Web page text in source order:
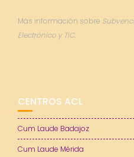
Más información sobre
Electrónico y TIC.
CENTROS ACL
Cum Laude Badajoz
Cum Laude Mérida